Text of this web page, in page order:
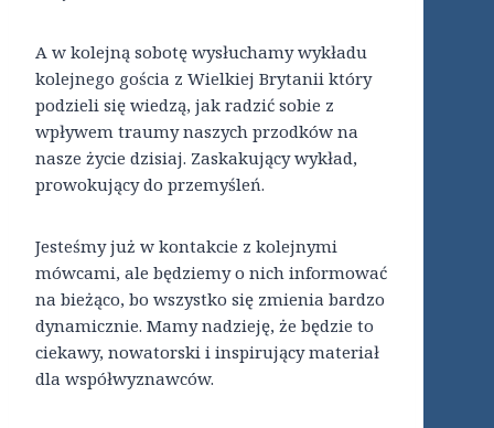
A w kolejną sobotę wysłuchamy wykładu
kolejnego gościa z Wielkiej Brytanii który
podzieli się wiedzą, jak radzić sobie z
wpływem traumy naszych przodków na
nasze życie dzisiaj. Zaskakujący wykład,
prowokujący do przemyśleń.
Jesteśmy już w kontakcie z kolejnymi
mówcami, ale będziemy o nich informować
na bieżąco, bo wszystko się zmienia bardzo
dynamicznie. Mamy nadzieję, że będzie to
ciekawy, nowatorski i inspirujący materiał
dla współwyznawców.